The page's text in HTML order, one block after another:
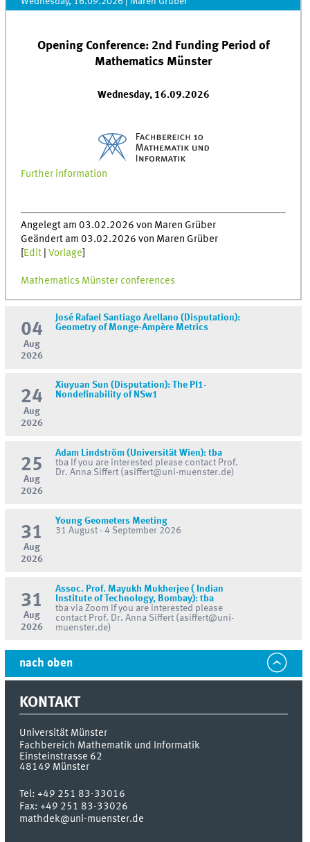
Opening Conference: 2nd Funding Period of
Mathematics Münster
Wednesday, 16.09.2026
Further information
Angelegt am 03.02.2026 von Maren Grüber
Geändert am 03.02.2026 von Maren Grüber
Edit |Vorlage
Mathematics Münster conferences
04
Aug
2026
José Rafael Santiago Arellano (Disputation):
Geometry of Monge-Ampère Metrics
24
Aug
2026
Xiuyuan Sun (Disputation): The PI1-
Nondefinability of NSw1
25
Aug
2026
Adam Lindström (Universität Wien): tba
tba If you are interested please contact Prof.
Dr. Anna Siffert (asiffert@uni-muenster.de)
31
Aug
2026
Young Geometers Meeting
31 August - 4 September 2026
31
Aug
2026
Assoc. Prof. Mayukh Mukherjee ( Indian
Institute of Technology, Bombay): tba
tba via Zoom If you are interested please
contact Prof. Dr. Anna Siffert (asiffert@uni-
muenster.de)
nach oben
KONTAKT
Universität Münster
Fachbereich Mathematik und Informatik
Einsteinstrasse 62
48149 Münster
Tel:+49 251 83-33016
Fax:+49 251 83-33026
mathdek@uni-muenster.de